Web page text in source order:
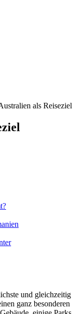
als Reiseziel
und gleichzeitig
ganz besonderen